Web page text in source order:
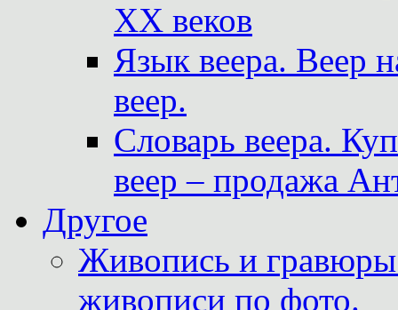
XX веков
Язык веера. Веер
веер.
Словарь веера.
веер – продажа
Другое
Живопись и
живописи по фото.